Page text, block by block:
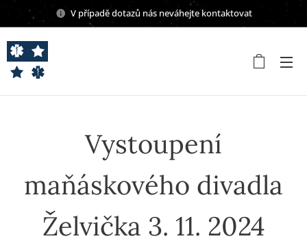
V případě dotazů nás neváhejte kontaktovat
Vystoupení
maňáskového divadla
Želvička 3. 11. 2024